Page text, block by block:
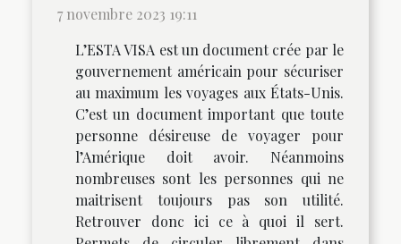
7 novembre 2023 19:11
L’ESTA VISA est un document crée par le
gouvernement américain pour sécuriser
au maximum les voyages aux États-Unis.
C’est un document important que toute
personne désireuse de voyager pour
l’Amérique doit avoir. Néanmoins
nombreuses sont les personnes qui ne
maitrisent toujours pas son utilité.
Retrouver donc ici ce à quoi il sert.